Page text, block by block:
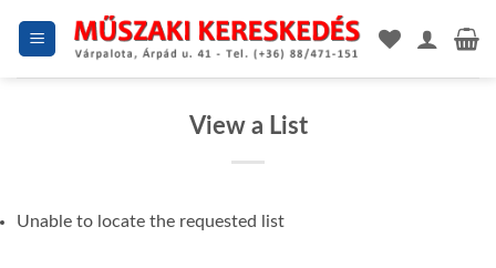
View a List
Unable to locate the requested list